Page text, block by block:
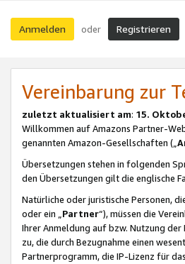
Anmelden oder Registrieren
Vereinbarung zur
zuletzt aktualisiert am: 15.
Willkommen auf Amazons Partner-
genannten Amazon-Gesellschaften („
Übersetzungen stehen in folgenden
den Übersetzungen gilt die englische
Natürliche oder juristische Personen,
oder ein „Partner“), müssen die
Ihrer Anmeldung auf bzw. Nutzung
zu, die durch Bezugnahme einen
Partnerprogramm, die IP-Lizenz für